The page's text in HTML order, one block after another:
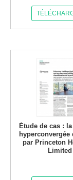
Étude de cas :
hyperconvergée
par Princeton
Limited